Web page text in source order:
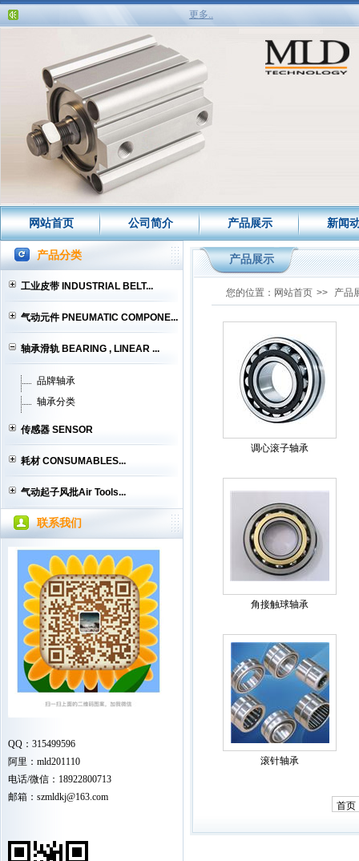
更多..
网站首页 公司简介 产品展示 新闻
产品分类
工业皮带 INDUSTRIAL BELT...
气动元件 PNEUMATIC COMPONE...
轴承滑轨 BEARING , LINEAR ...
品牌轴承
轴承分类
传感器 SENSOR
耗材 CONSUMABLES...
气动起子风批Air Tools...
联系我们
QQ：315499596
阿里：mld201110
电话/微信：18922800713
邮箱：szmldkj@163.com
产品展示
您的位置： 网站首页 >> 产品
调心滚子轴承
角接触球轴承
滚针轴承
首页